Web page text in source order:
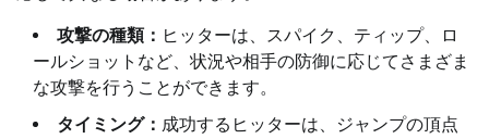
攻撃の種類： ヒッターは、スパイク、ティップ、ロ
ールショットなど、状況や相手の防御に応じてさまざま
な攻撃を行うことができます。
タイミング： 成功するヒッターは、ジャンプの頂点